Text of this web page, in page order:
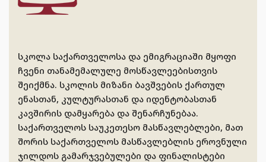
სკოლა საქართველოსა და ემიგრაციაში მყოფი
ჩვენი თანამემალულე მოსწავლეებისთვის
შეიქმნა. სკოლის მიზანი ბავშვების ქართულ
ენასთან, კულტურასთან და იდენტობასთან
კავშირის დამყარება და შენარჩუნებაა.
საქართველოს საუკეთესო მასწავლებლები, მათ
შორის საქართველოს მასწავლებლის ეროვნული
ჯილდოს გამარჯვებულები და ფინალისტები